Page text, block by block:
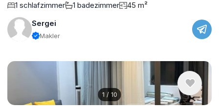
1 schlafzimmer 1 badezimmer
45 m²
Sergei
Makler
1 / 10